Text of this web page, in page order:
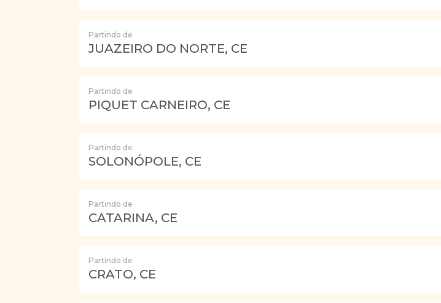
Partindo de
JUAZEIRO DO NORTE, CE
Partindo de
PIQUET CARNEIRO, CE
Partindo de
SOLONÓPOLE, CE
Partindo de
CATARINA, CE
Partindo de
CRATO, CE